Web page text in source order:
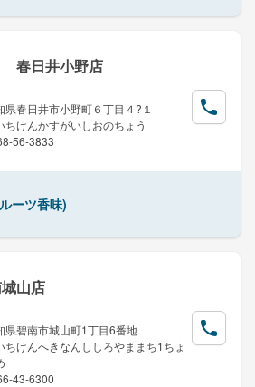
春日井小野店
県春日井市小野町６丁目４?１
ちけんかすがいしおのちょう
56-3833
ーツ香味)
山店
県碧南市城山町1丁目6番地
ちけんへきなんししろやままち1ちょ
43-6300